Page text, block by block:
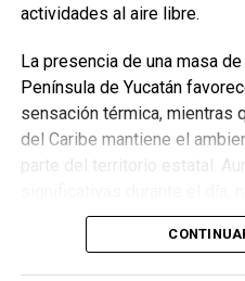
actividades al aire libre.
La presencia de una masa
Península de Yucatán
sensación térmica, mientras
del Caribe mantiene el
parte del territorio estatal.
aislados por la tarde en